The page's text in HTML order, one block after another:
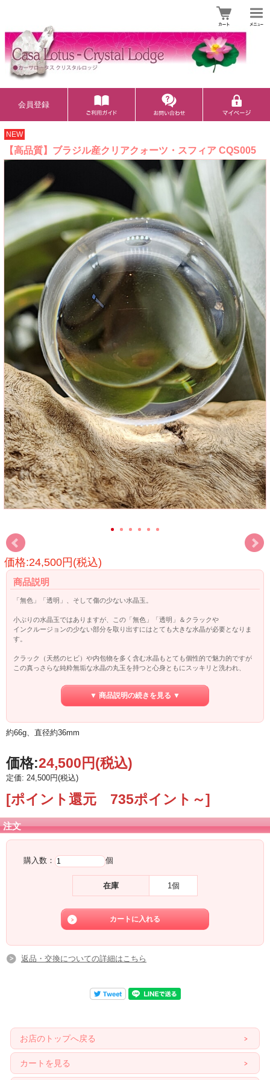
会員登録
NEW
【高品質】ブラジル産クリアクォーツ・スフィア CQS005
価格:24,500円(税込)
商品説明
「無色」「透明」、そして傷の少ない水晶玉。
小ぶりの水晶玉ではありますが、この「無色」「透明」＆クラックや
インクルージョンの少ない部分を取り出すにはとても大きな水晶が必要となりま
す。
クラック（天然のヒビ）や内包物を多く含む水晶もとても個性的で魅力的ですが
この真っさらな純粋無垢な水晶の丸玉を持つと心身ともにスッキリと洗われ、
水晶占いなどにも使われうというのも、納得です。
▼ 商品説明の続きを見る ▼
約66g、直径約36mm
価格:24,500円(税込)
定価: 24,500円(税込)
[ポイント還元 735ポイント～]
注文
購入数： 個
在庫 1個
返品・交換についての詳細はこちら
お店のトップへ戻る
カートを見る